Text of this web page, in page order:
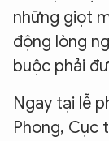
những giọt
động lòng
buộc phải
Ngay tại lễ
Phong, Cục